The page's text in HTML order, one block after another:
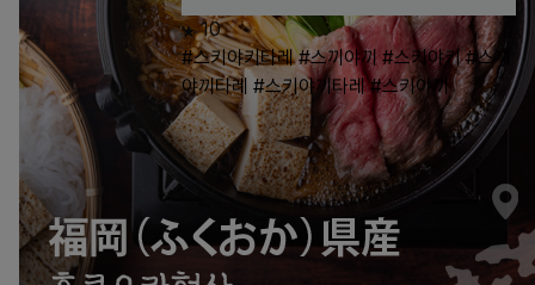
10
#스키야키타레 #스끼야끼 #스키야키 #스끼
야끼타레 #스키야끼타레 #스키야끼